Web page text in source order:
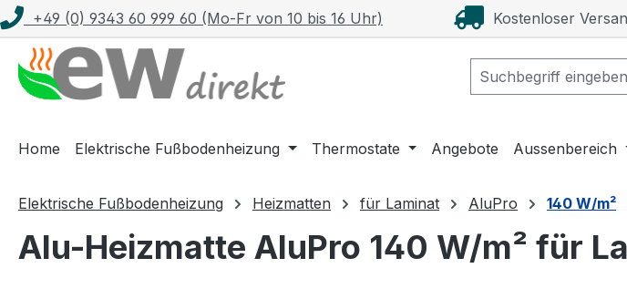
Hauptinhalt springen
Zur Suche springen
Zur Hauptnavigation springen
+49 (0) 9343 60 999 60 (Mo-Fr von 10 bis 16 Uhr) Kostenloser
Home Elektrische Fußbodenheizung Thermostate Angebote Aussenbereich
Elektrische Fußbodenheizung Heizmatten für Laminat AluPro 140 W/m²
Alu-Heizmatte AluPro 140 W/m² für